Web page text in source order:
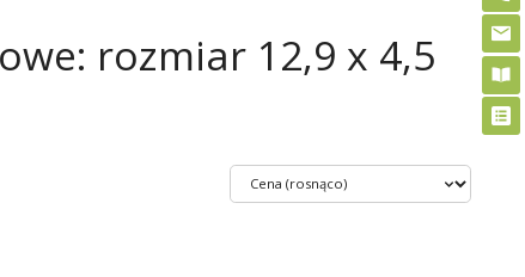
rozmiar 12,9 x 4,5